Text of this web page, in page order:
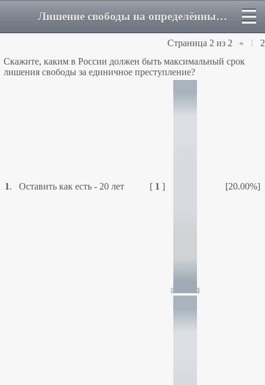
Лишение свободы на определённый срок - Страница 2 - Форум
Страница 2 из 2 « 1
2
Скажите, каким в России должен быть максимальный срок
лишения свободы за единичное преступление?
1. Оставить как есть - 20 лет [ 1 ] [20.00%]